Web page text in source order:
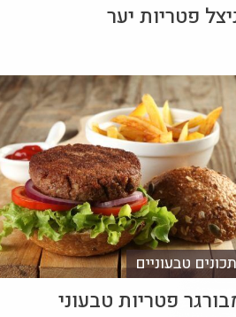
פטריות יער
טבעוניים
פטריות טבעוני